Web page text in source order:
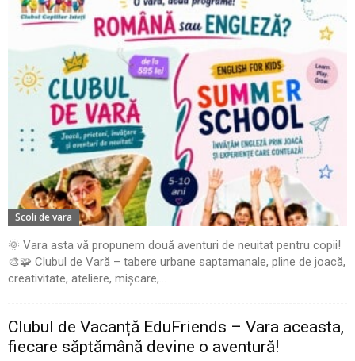
Scoli de vara
🌞 Vara asta vă propunem două aventuri de neuitat pentru copii!
🎨🧩 Clubul de Vară – tabere urbane saptamanale, pline de joacă,
creativitate, ateliere, mișcare,...
Clubul de Vacanță EduFriends – Vara aceasta,
fiecare săptămână devine o aventură!